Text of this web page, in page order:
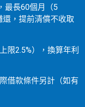
最長60個月（5
，提前清償不收取
限2.5%），換算年利
借款條件另計（如有